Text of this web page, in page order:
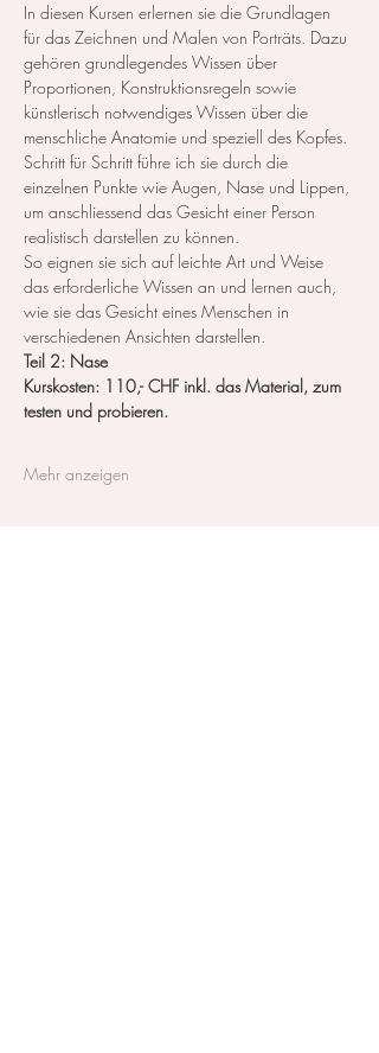
In diesen Kursen erlernen sie die Grundlagen
für das Zeichnen und Malen von Porträts. Dazu
gehören grundlegendes Wissen über
Proportionen, Konstruktionsregeln sowie
künstlerisch notwendiges Wissen über die
menschliche Anatomie und speziell des Kopfes.
Schritt für Schritt führe ich sie durch die
einzelnen Punkte wie Augen, Nase und Lippen,
um anschliessend das Gesicht einer Person
realistisch darstellen zu können.
So eignen sie sich auf leichte Art und Weise
das erforderliche Wissen an und lernen auch,
wie sie das Gesicht eines Menschen in
verschiedenen Ansichten darstellen.
Teil 2: Nase
Kurskosten: 110,- CHF inkl. das Material, zum
testen und probieren.
Mehr anzeigen